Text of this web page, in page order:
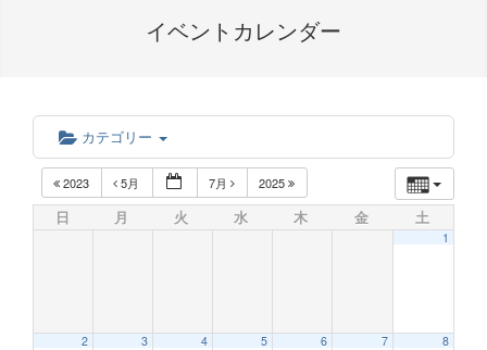
イベントカレンダー
カテゴリー
2023 5月 7月 2025
日 月 火 水 木 金 土
1
2 3 4 5 6 7 8